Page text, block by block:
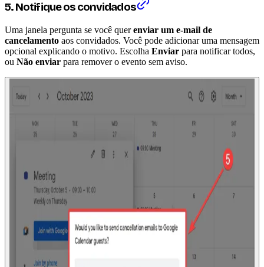
5. Notifique os convidados
Uma janela pergunta se você querenviar um e-mail de
cancelamento aos convidados. Você pode adicionar uma mensagem
opcional explicando o motivo. Escolha Enviar para notificar todos,
ou Não enviar para remover o evento sem aviso.